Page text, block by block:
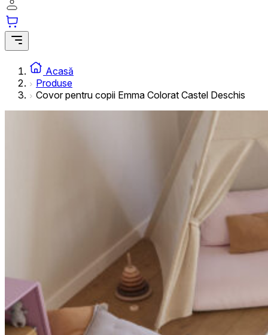
Acasă
Produse
Covor pentru copii Emma Colorat Castel Deschis
interesante pentru utilizatori și, astfel, mai valoroase
Cookie-urile neclasificate
Cookie-urile neclasificate sunt cookie-uri aflate în